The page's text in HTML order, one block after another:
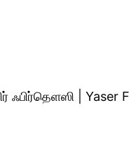
ஃபிர்தெளஸி |